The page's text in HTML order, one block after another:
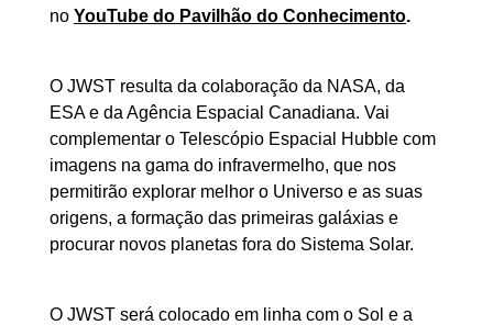
no YouTube do Pavilhão do Conhecimento.
O JWST resulta da colaboração da NASA, da
ESA e da Agência Espacial Canadiana. Vai
complementar o Telescópio Espacial Hubble com
imagens na gama do infravermelho, que nos
permitirão explorar melhor o Universo e as suas
origens, a formação das primeiras galáxias e
procurar novos planetas fora do Sistema Solar.
O JWST será colocado em linha com o Sol e a